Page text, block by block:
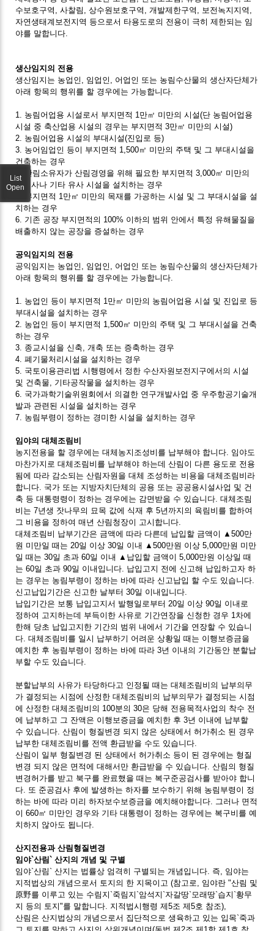
수보호구역, 사찰림, 상수원보호구역, 개발제한구역, 보전녹지지역,
자연생태계보전지역 등으로서 타용도로의 전용이 극히 제한되는 임
야를 말합니다.
생산임지의 전용
생산임지는 농업인, 임업인, 어업인 또는 농림수산물의 생산자단체가
아래 항목의 행위를 할 경우에는 가능합니다.
1. 농림어업용 시설로서 부지면적 1만㎡ 미만의 시설(단 농림어업용
시설 중 축산업용 시설의 경우는 부지면적 3만㎡ 미만의 시설)
2. 농림어업용 시설의 부대시설(진입로 등)
3. 농어임업인 등이 부지면적 1,500㎡ 미만의 주택 및 그 부대시설을
건축하는 경우
4. 산림소유자가 산림경영을 위해 필요한 부지면적 3,000㎡ 미만의
관리사나 기타 유사 시설을 설치하는 경우
5. 부지면적 1만㎡ 미만의 목재를 가공하는 시설 및 그 부대시설을 설
치하는 경우
6. 기존 공장 부지면적의 100% 이하의 범위 안에서 특정 유해물질을
배출하지 않는 공장을 증설하는 경우
공익임지의 전용
공익임지는 농업인, 임업인, 어업인 또는 농림수산물의 생산자단체가
아래 항목의 행위를 할 경우에는 가능합니다.
1. 농업인 등이 부지면적 1만㎡ 미만의 농림어업용 시설 및 진입로 등
부대시설을 설치하는 경우
2. 농업인 등이 부지면적 1,500㎡ 미만의 주택 및 그 부대시설을 건축
하는 경우
3. 종교시설을 신축, 개축 또는 증축하는 경우
4. 폐기물처리시설을 설치하는 경우
5. 국토이용관리법 시행령에서 정한 수산자원보전지구에서의 시설
및 건축물, 기타공작물을 설치하는 경우
6. 국가과학기술위원회에서 의결한 연구개발사업 중 우주항공기술개
발과 관련된 시설을 설치하는 경우
7. 농림부령이 정하는 경미한 시설을 설치하는 경우
임야의 대체조림비
농지전용을 할 경우에는 대체농지조성비를 납부해야 합니다. 임야도
마찬가지로 대체조림비를 납부해야 하는데 산림이 다른 용도로 전용
됨에 따라 감소되는 산림자원을 대체 조성하는 비용을 대체조림비라
합니다. 국가 또는 지방자치단체의 공용 또는 공공용시설사업 및 건
축 등 대통령령이 정하는 경우에는 감면받을 수 있습니다. 대체조림
비는 7년생 잣나무의 묘목 값에 식재 후 5년까지의 육림비를 합하여
그 비용을 정하여 매년 산림청장이 고시합니다.
대체조림비 납부기간은 금액에 따라 다른데 납입할 금액이 ▲500만
원 미만일 때는 20일 이상 30일 이내 ▲500만원 이상 5,000만원 미만
일 때는 30일 초과 60일 이내 ▲납입할 금액이 5,000만원 이상일 때
는 60일 초과 90일 이내입니다. 납입고지 전에 신고해 납입하고자 하
는 경우는 농림부령이 정하는 바에 따라 신고납입 할 수도 있습니다.
신고납입기간은 신고한 날부터 30일 이내입니다.
납입기간은 보통 납입고지서 발행일로부터 20일 이상 90일 이내로
정하여 고지하는데 부득이한 사유로 기간연장을 신청한 경우 1차에
한해 당초 납입고지한 기간의 범위 내에서 기간을 연장할 수 있습니
다. 대체조림비를 일시 납부하기 어려운 상황일 때는 이행보증금을
예치한 후 농림부령이 정하는 바에 따라 3년 이내의 기간동안 분할납
부할 수도 있습니다.
분할납부의 사유가 타당하다고 인정될 때는 대체조림비의 납부의무
가 결정되는 시점에 산정한 대체조림비의 납부의무가 결정되는 시점
에 산정한 대체조림비의 100분의 30은 당해 전용목적사업의 착수 전
에 납부하고 그 잔액은 이행보증금을 예치한 후 3년 이내에 납부할
수 있습니다. 산림이 형질변경 되지 않은 상태에서 허가취소 된 경우
납부한 대체조림비를 전액 환급받을 수도 있습니다.
산림이 일부 형질변경 된 상태에서 허가취소 등이 된 경우에는 형질
변경 되지 않은 면적에 대해서만 환급받을 수 있습니다. 산림의 형질
변경허가를 받고 북구를 완료했을 때는 복구준공검사를 받아야 합니
다. 또 준공검사 후에 발생하는 하자를 보수하기 위해 농림부령이 정
하는 바에 따라 미리 하자보수보증금을 예치해야합니다. 그러나 면적
이 660㎡ 미만인 경우와 기타 대통령이 정하는 경우에는 복구비를 예
치하지 않아도 됩니다.
산지전용과 산림형질변경
임야`산림` 산지의 개념 및 구별
임야`산림` 산지는 법률상 엄격히 구별되는 개념입니다. 즉, 임야는
지적법상의 개념으로서 토지의 한 지목이고 (참고로, 임야란 "산림 및
原野를 이루고 있는 수림지`죽림지`암석지`자갈땅`모래땅`습지`황무
지 등의 토지"를 말합니다. 지적법시행령 제5조 제5호 참조),
산림은 산지법상의 개념으로서 집단적으로 생육하고 있는 입목`죽과
List
Open